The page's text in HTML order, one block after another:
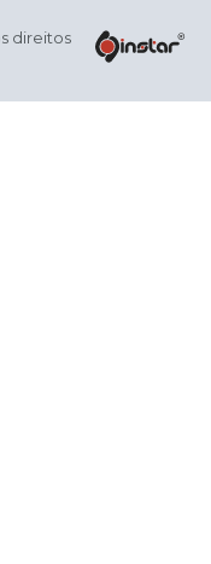
direitos